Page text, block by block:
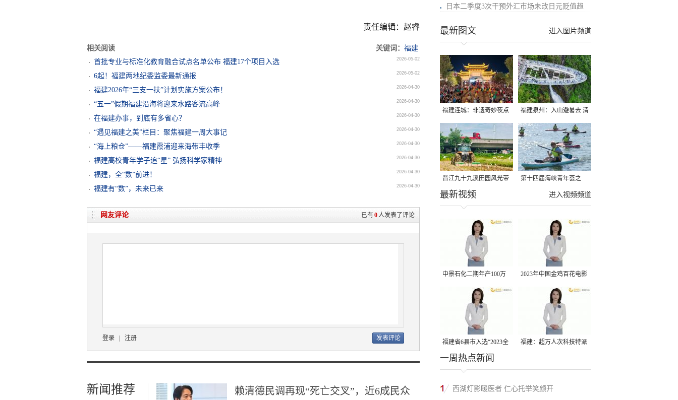
责任编辑：赵睿
相关阅读 关键词： 福建
首批专业与标准化教育融合试点名单公布 福建17个项目入选
2026-05-02
6起！福建两地纪委监委最新通报 2026-05-02
福建2026年“三支一扶”计划实施方案公布！ 2026-04-30
“五一”假期福建沿海将迎来水路客流高峰 2026-04-30
在福建办事，到底有多省心？ 2026-04-30
“遇见福建之美”栏目：聚焦福建一周大事记 2026-04-30
“海上粮仓”——福建霞浦迎来海带丰收季 2026-04-30
福建高校青年学子追“星” 弘扬科学家精神 2026-04-30
福建，全“数”前进！ 2026-04-30
福建有“数”，未来已来 2026-04-30
已有0人发表了评论
网友评论
登录 注册
新闻推荐
赖清德民调再现“死亡交叉”，近6成民众
日本二季度3次干预外汇市场未改日元贬值趋
进入图片频道
最新图文
福建连城：非遗奇妙夜点
亮夏夜
福建泉州：入山避暑去 清
凉好惬意
晋江九十九溪田园风光带
千亩早稻迎来成熟收割季
第十四届海峡青年荟之
2026榕台青年大学生水上
进入视频频道
最新视频
中景石化二期年产100万
吨丙烷脱氢项目建成中交
2023年中国金鸡百花电影
节有福电影巡展31日启动
福建省6县市入选“2023全
国县域发展潜力百强县”
福建：超万人次科技特派
一周热点新闻
西湖灯影暖医者 仁心托举笑颜开